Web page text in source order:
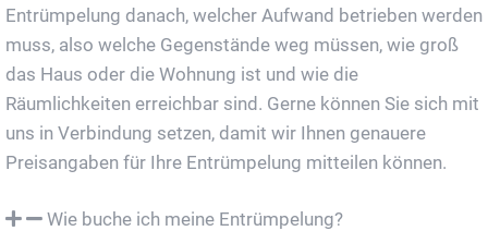
Entrümpelung danach, welcher Aufwand betrieben werden
muss, also welche Gegenstände weg müssen, wie groß
das Haus oder die Wohnung ist und wie die
Räumlichkeiten erreichbar sind. Gerne können Sie sich mit
uns in Verbindung setzen, damit wir Ihnen genauere
Preisangaben für Ihre Entrümpelung mitteilen können.
Wie buche ich meine Entrümpelung?